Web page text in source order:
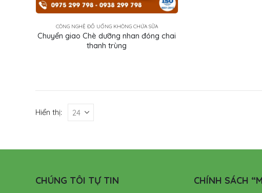
CÔNG NGHỆ ĐỒ UỐNG KHÔNG CHỨA SỮA
Chuyển giao Chè dưỡng nhan đóng chai
thanh trùng
Hiển thị:
CHÚNG TÔI TỰ TIN CHÍNH SÁCH